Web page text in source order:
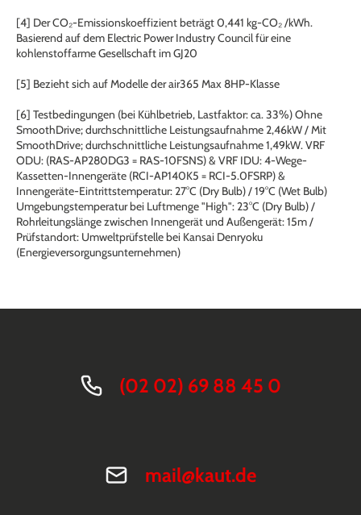
[4] Der CO₂-Emissionskoeffizient beträgt 0,441 kg-CO₂ /kWh.
Basierend auf dem Electric Power Industry Council für eine
kohlenstoffarme Gesellschaft im GJ20
[5] Bezieht sich auf Modelle der air365 Max 8HP-Klasse
[6] Testbedingungen (bei Kühlbetrieb, Lastfaktor: ca. 33%) Ohne
SmoothDrive; durchschnittliche Leistungsaufnahme 2,46kW / Mit
SmoothDrive; durchschnittliche Leistungsaufnahme 1,49kW. VRF
ODU: (RAS-AP280DG3 = RAS-10FSNS) & VRF IDU: 4-Wege-
Kassetten-Innengeräte (RCI-AP140K5 = RCI-5.0FSRP) &
Innengeräte-Eintrittstemperatur: 27°C (Dry Bulb) / 19°C (Wet Bulb)
Umgebungstemperatur bei Luftmenge "High": 23°C (Dry Bulb) /
Rohrleitungslänge zwischen Innengerät und Außengerät: 15m /
Prüfstandort: Umweltprüfstelle bei Kansai Denryoku
(Energieversorgungsunternehmen)
(02 02) 69 88 45 0
mail@kaut.de